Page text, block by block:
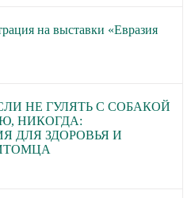
на выставки «Евразия
НЕ ГУЛЯТЬ С СОБАКОЙ
НИКОГДА:
ДЛЯ ЗДОРОВЬЯ И